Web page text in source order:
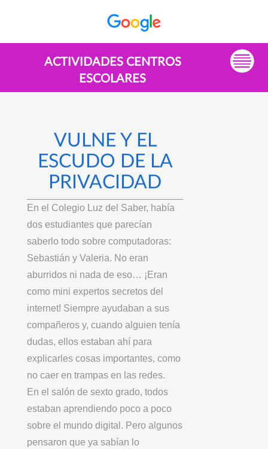
ACTIVIDADES CENTROS
ESCOLARES
VULNE Y EL
ESCUDO DE LA
PRIVACIDAD
En el Colegio Luz del Saber, había
dos estudiantes que parecían
saberlo todo sobre computadoras:
Sebastián y Valeria. No eran
aburridos ni nada de eso… ¡Eran
como mini expertos secretos del
internet! Siempre ayudaban a sus
compañeros y, cuando alguien tenía
dudas, ellos estaban ahí para
explicarles cosas importantes, como
no caer en trampas en las redes.
En el salón de sexto grado, todos
estaban aprendiendo poco a poco
sobre el mundo digital. Pero algunos
pensaron que ya sabían lo